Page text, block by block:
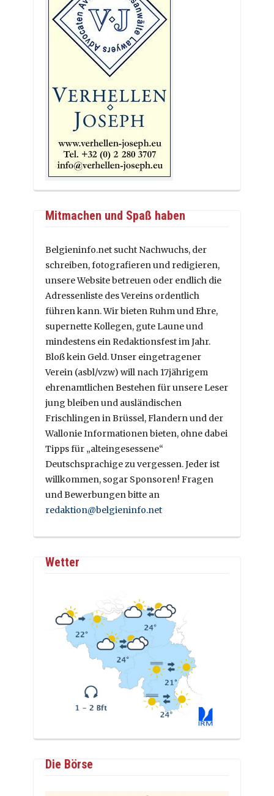
Mitmachen und Spaß haben
Belgieninfo.net sucht Nachwuchs, der
schreiben, fotografieren und redigieren,
unsere Website betreuen oder endlich die
Adressenliste des Vereins ordentlich
führen kann. Wir bieten Ruhm und Ehre,
supernette Kollegen, gute Laune und
mindestens ein Redaktionsfest im Jahr.
Bloß kein Geld. Unser eingetragener
Verein (asbl/vzw) will nach 17jährigem
ehrenamtlichen Bestehen für unsere Leser
jung bleiben und ausländischen
Frischlingen in Brüssel, Flandern und der
Wallonie Informationen bieten, ohne dabei
Tipps für „alteingesessene“
Deutschsprachige zu vergessen. Jeder ist
willkommen, sogar Sponsoren! Fragen
und Bewerbungen bitte an
redaktion@belgieninfo.net
Wetter
Die Börse